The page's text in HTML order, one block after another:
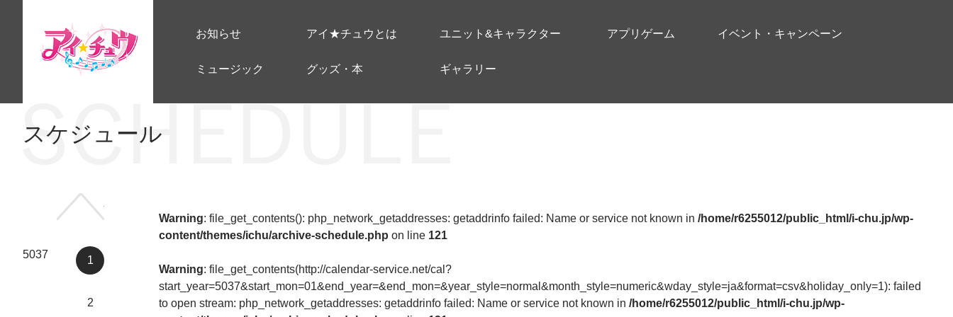
お知らせ アイ★チュウとは ユニット&キャラクター アプリゲーム イベント・キャンペーン
ミュージック グッズ・本 ギャラリー
スケジュール
5037 1
2
Warning: file_get_contents(): php_network_getaddresses: getaddrinfo failed: Name or service not known in /home/r6255012/public_html/i-chu.jp/wp-
content/themes/ichu/archive-schedule.php on line 121
Warning: file_get_contents(http://calendar-service.net/cal?
start_year=5037&start_mon=01&end_year=&end_mon=&year_style=normal&month_style=numeric&wday_style=ja&format=csv&holiday_only=1): failed
to open stream: php_network_getaddresses: getaddrinfo failed: Name or service not known in /home/r6255012/public_html/i-chu.jp/wp-